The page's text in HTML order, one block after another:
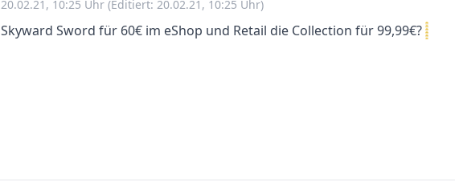
20.02.21, 10:25 Uhr(Editiert: 20.02.21, 10:25 Uhr)
Skyward Sword für 60€ im eShop und Retail die Collection für 99,99€?